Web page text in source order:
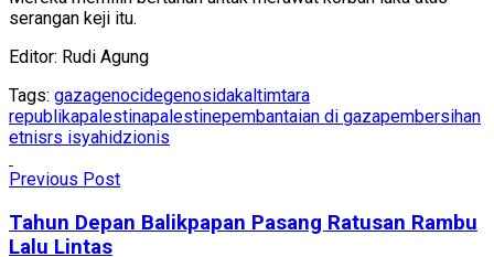
serangan keji itu.
Editor: Rudi Agung
Tags: gazagenocidegenosidakaltimtara
republikapalestinapalestinepembantaian di gazapembersihan
etnisrs isyahidzionis
Previous Post
Tahun Depan Balikpapan Pasang Ratusan Rambu
Lalu Lintas